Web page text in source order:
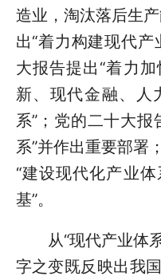
造业，淘汰落后生
出“着力构建现代
大报告提出“着力
新、现代金融、人
系”；党的二十大报
系”并作出重要部署
“建设现代化产业
基”。
从“现代产业体系
字之变既反映出我